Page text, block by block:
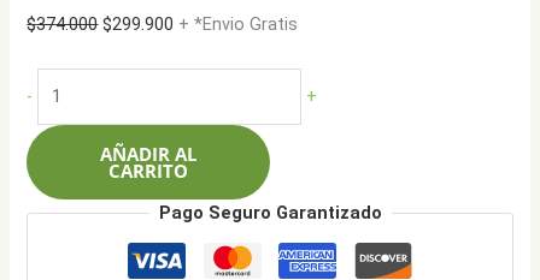
$374.000El
$299.900 El
$299.900.
+ *Envio Gratis
-
215/65R16C
109T
SF-
05
+
AÑADIR AL
CARRITO
Pago Seguro Garantizado